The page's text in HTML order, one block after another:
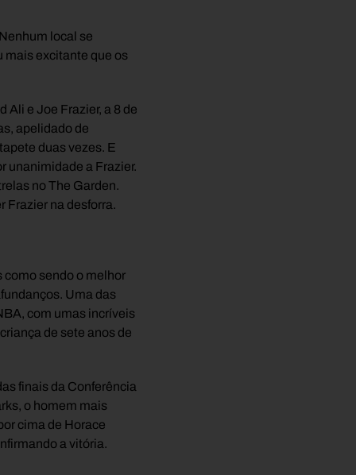
local se
mais excitante que os
e Joe Frazier, a 8 de
apelidado de
duas vezes. E
unanimidade a Frazier.
no The Garden.
Frazier na desforra.
sendo o melhor
Uma das
com umas incríveis
de sete anos de
finais da Conferência
o homem mais
cima de Horace
a vitória.